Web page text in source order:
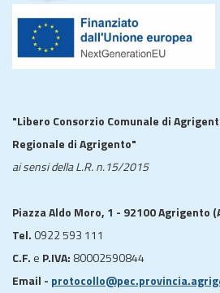
"Libero Consorzio Comunale di
Regionale di Agrigento"
ai sensi della L.R. n.15/2015
Piazza Aldo Moro, 1 - 92100 Agrigento
Tel. 0922 593 111
C.F. e P.IVA: 80002590844
Email -